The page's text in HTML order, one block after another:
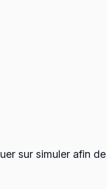
sur simuler afin